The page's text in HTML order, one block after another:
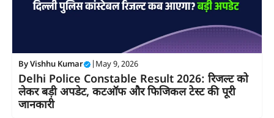
ByVishhu Kumar May 9, 2026
Delhi Police Constable Result 2026: रिजल्ट को
लेकर बड़ी अपडेट, कटऑफ और फिजिकल टेस्ट की पूरी
जानकारी